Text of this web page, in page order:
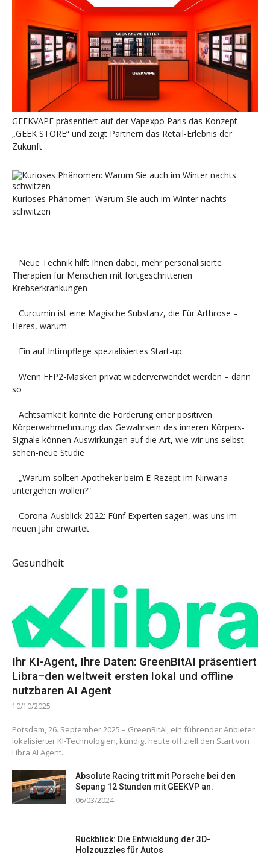
GEEKVAPE präsentiert auf der Vapexpo Paris das Konzept
„GEEK STORE“ und zeigt Partnern das Retail-Erlebnis der
Zukunft
Kurioses Phänomen: Warum Sie auch im Winter nachts
schwitzen
Neue Technik hilft Ihnen dabei, mehr personalisierte
Therapien für Menschen mit fortgeschrittenen
Krebserkrankungen
Curcumin ist eine Magische Substanz, die Für Arthrose –
Heres, warum
Ein auf Intimpflege spezialisiertes Start-up
Wenn FFP2-Masken privat wiederverwendet werden – dann
so
Achtsamkeit könnte die Förderung einer positiven
Körperwahrnehmung: das Gewahrsein des inneren Körpers-
Signale können Auswirkungen auf die Art, wie wir uns selbst
sehen-neue Studie
„Warum sollten Apotheker beim E-Rezept im Nirwana
untergehen wollen?“
Corona-Ausblick 2022: Fünf Experten sagen, was uns im
neuen Jahr erwartet
Gesundheit
Ihr KI-Agent, Ihre Daten: GreenBitAI präsentiert
Libra–den weltweit ersten lokal und offline
nutzbaren AI Agent
10/10/2025
Potsdam, 26. September 2025 – GreenBitAI, ein führender Anbieter
lokalisierter KI-Technologien, kündigt heute offiziell den Start von
Libra AI Agent...
Absolute Racing tritt mit Porsche bei den
Sepang 12 Stunden mit GEEKVP an.
06/03/2024
Rückblick: Die Entwicklung der 3D-
Holzpuzzles für Autos